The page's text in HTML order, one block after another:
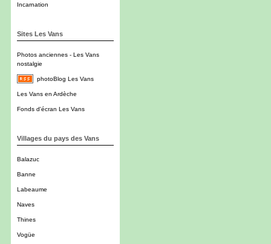
Incarnation
Sites Les Vans
Photos anciennes - Les Vans
nostalgie
photoBlog Les Vans
Les Vans en Ardèche
Fonds d'écran Les Vans
Villages du pays des Vans
Balazuc
Banne
Labeaume
Naves
Thines
Vogüe